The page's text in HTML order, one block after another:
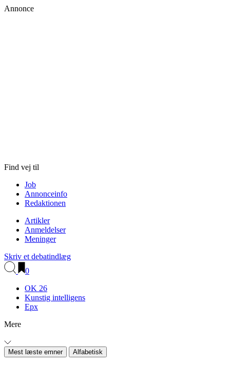
Annonce
Find vej til
Job
Annonceinfo
Redaktionen
Artikler
Anmeldelser
Meninger
Skriv et debatindlæg
0
OK 26
Kunstig intelligens
Epx
Mere
Mest læste emner Alfabetisk